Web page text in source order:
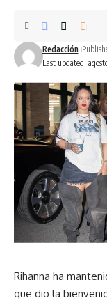
Last updated:
Redacción
Rihanna ha
que dio la